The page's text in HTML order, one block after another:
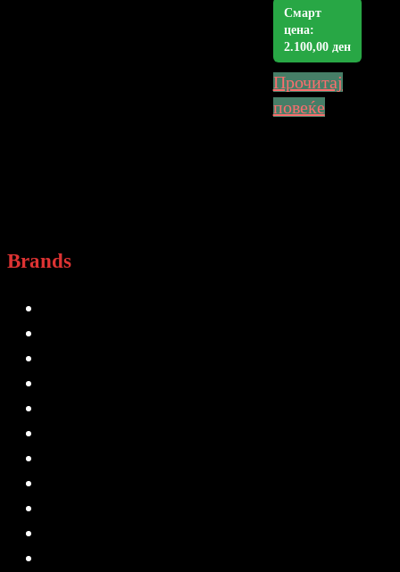
Смарт
цена:
2.100,00 ден
Прочитај
повеќе
Brands